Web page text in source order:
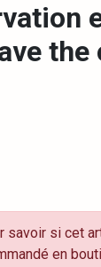
the
savoir si cet
en